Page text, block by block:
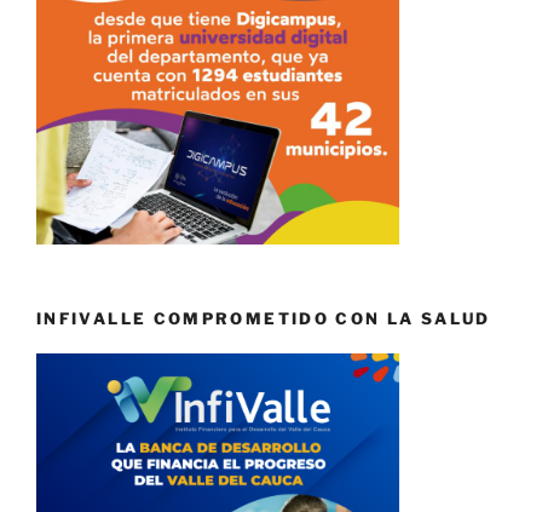
INFIVALLE COMPROMETIDO CON LA SALUD